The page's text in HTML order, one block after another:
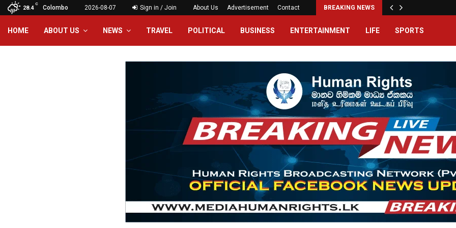
28.4
C
Colombo 2026-08-07 Sign in / Join About Us Advertisement Contact BREAKING NEWS
HOME ABOUT US NEWS TRAVEL POLITICAL BUSINESS ENTERTAINMENT LIFE SPORTS